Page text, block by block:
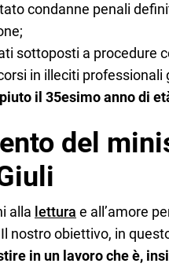
condanne penali
sottoposti a procedure
in illeciti professionali
il 35esimo anno di
del
alla lettura e all’amore
nostro obiettivo, in
in un lavoro che è,